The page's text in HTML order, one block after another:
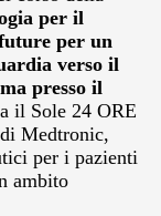
per il
per un
verso il
presso il
il Sole 24 ORE
Medtronic,
per i pazienti
ambito